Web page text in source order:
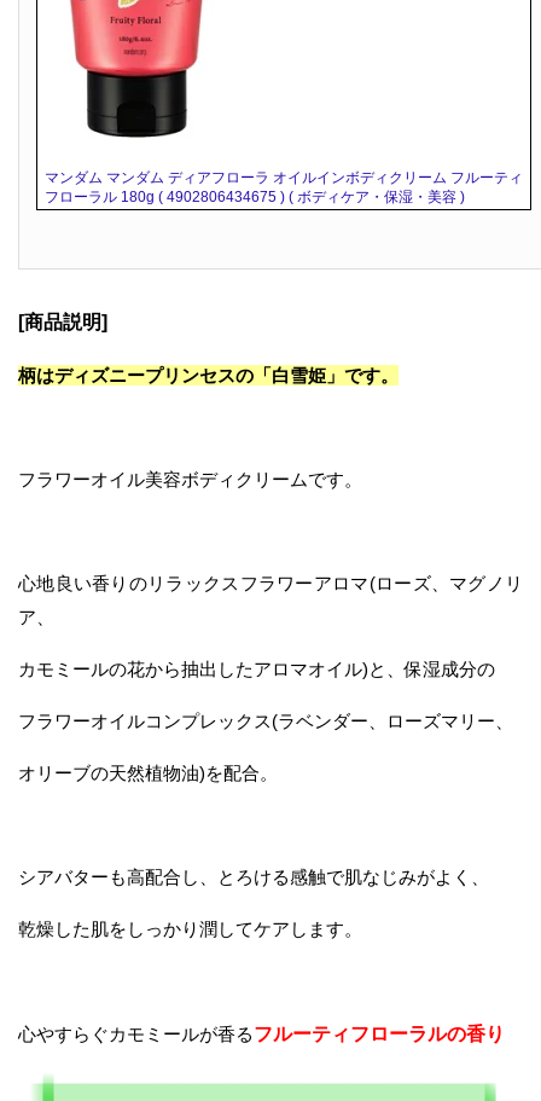
マンダム マンダム ディアフローラ オイルインボディクリーム フルーティ
フローラル 180g ( 4902806434675 ) ( ボディケア・保湿・美容 )
[商品説明]
柄はディズニープリンセスの「白雪姫」です。
フラワーオイル美容ボディクリームです。
心地良い香りのリラックスフラワーアロマ(ローズ、マグノリ
ア、
カモミールの花から抽出したアロマオイル)と、保湿成分の
フラワーオイルコンプレックス(ラベンダー、ローズマリー、
オリーブの天然植物油)を配合。
シアバターも高配合し、とろける感触で肌なじみがよく、
乾燥した肌をしっかり潤してケアします。
心やすらぐカモミールが香るフルーティフローラルの香り